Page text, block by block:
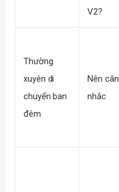
V2?
Thường
xuyên di
chuyển ban
đêm
Nên cân
nhắc